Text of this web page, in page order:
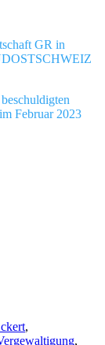
GR in
Februar 2023
,
,